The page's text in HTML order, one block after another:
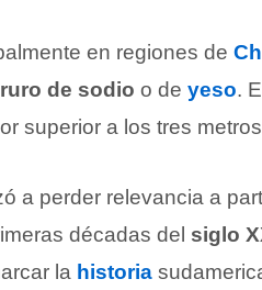
en regiones de
de sodio o de yeso.
superior a los tres
a perder relevancia a
décadas del siglo
la historia